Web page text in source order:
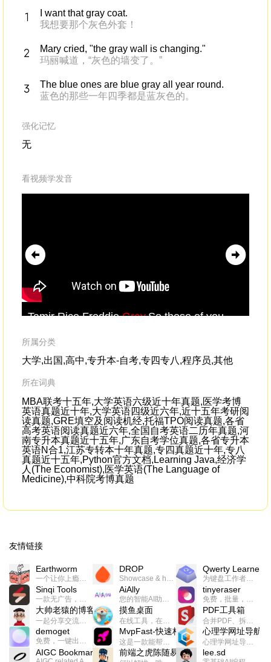
I want that gray coat.
我想要那个灰色外套！
Mary cried, "the gray wall is changing."
玛丽喊道，“灰色的墙变了。”
The blue ones are blue gray all year round.
蓝色的那些一年四季都是蓝灰色的。
强化记忆
无
看视频学发音
Tamir Rice.FreddieGray.So those of you
所属分类
大学,出国,高中,专升本-自考,专四专八,程序员,其他
所在词典
MBA联考十五年,大学英语六级近十年真题,医学考博
英语真题近十年,大学英语四级近六年,近十五年考研阅
读真题,GRE填空及阅读机经,托福TPO阅读真题,各省
高考英语阅读真题近六年,全国自考英语二历年真题,河
南专升本真题近十五年,广东自考学位真题,各省专升本
英语N合1,江苏专转本十年真题,专四真题近十年,专八
真题近十五年,Python官方文档,Learning Java,经济学
人(The Economist),医学英语(The Language of
Medicine),中科院考博真题
友情链接
Earthworm DROP Qwerty Learner
为键盘工作者设计的单词与肌肉记忆锻炼软件
Sinqi Tools AiAlly tinyeraser
大帅老猿的博客 摸鱼桌面 PDF工具箱
合并PDF、拆分PDF、旋转PDF、裁剪PDF、转换PDF、加密PDF、解密PDF、PDF加水印等多种PDF处理功能
demoget MvpFast-快速构建网站应用
这是一款能帮助你快速构建个人网站的应用，使用最新的前端技术栈，集成登录、鉴权、手机、邮箱、数据库、博客、文章、支付等等网站所需要的功能，你只需要花几个小时开发你的核心功能就可以上线，一次购买，永久拥有
心理学网址导航
AIGC Bookmarks 前端之虎陈随易 lee.sd